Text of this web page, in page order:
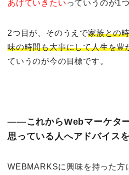
あげていきたい っていうのが1つ
2つ目が、そのうえで家族との
味の時間も大事にして人生を豊
ていうのが今の目標です。
――これからWebマーケタ
思っている人へアドバイス
WEBMARKSに興味を持った方